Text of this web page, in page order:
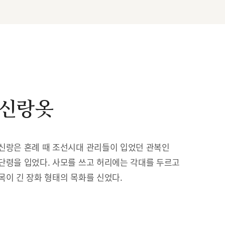
랑옷
랑은 혼례 때 조선시대 관리들이 입었던 관복인
령을 입었다. 사모를 쓰고 허리에는 각대를 두르고
이 긴 장화 형태의 목화를 신었다.